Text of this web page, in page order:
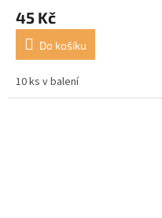
45 Kč
Do košíku
10 ks v balení